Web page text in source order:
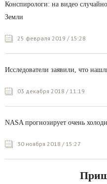
Конспирологи: на видео
Земли
25 февраля 2019 / 15:28
Исследователи заявили, что
03 декабря 2018 / 11:19
NASA прогнозирует очень
30 ноября 2018 / 15:27